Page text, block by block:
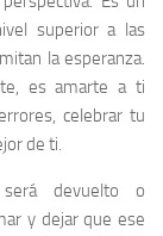
superior a las
la esperanza.
es amarte a ti
celebrar tu
de ti.
devuelto o
y dejar que ese